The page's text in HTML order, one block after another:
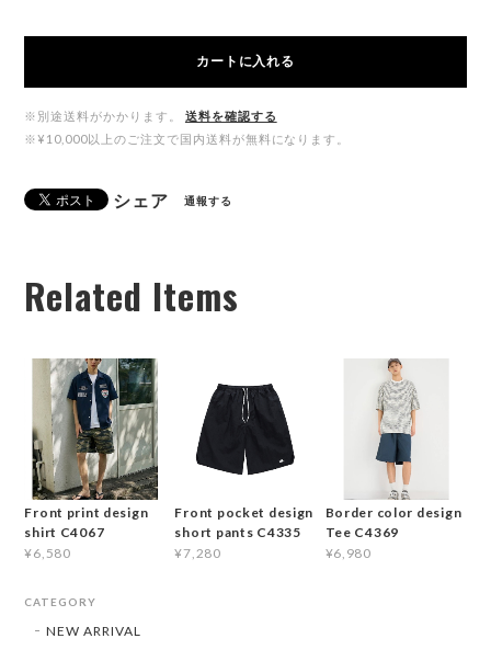
カートに入れる
※別途送料がかかります。
送料を確認する
※¥10,000以上のご注文で国内送料が無料になります。
シェア 通報する
Related Items
Front print design
shirt C4067
¥6,580
Front pocket design
short pants C4335
¥7,280
Border color design
Tee C4369
¥6,980
CATEGORY
NEW ARRIVAL